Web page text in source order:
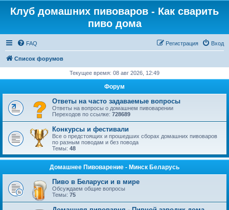
Клуб домашних пивоваров - Как cварить
пиво дома
FAQ Вход
Регистрация
Список форумов
Текущее время: 08 авг 2026, 12:49
Форум
Ответы на часто задаваемые вопросы
Ответы на вопросы о домашнем пивоварении
Переходов по ссылке: 728689
Конкурсы и фестивали
Все о предстоящих и прошедших сборах домашних пивоваров
по разным поводам и без повода
Темы: 48
Домашнее Пивоварение - Минск Беларусь
Пиво в Беларуси и в мире
Обсуждаем общие вопросы
Темы: 75